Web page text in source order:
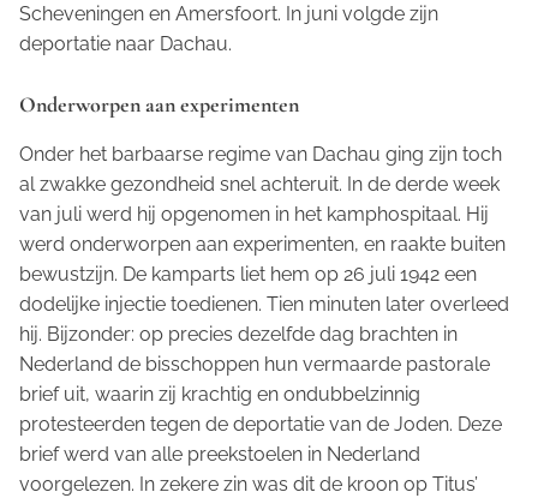
Scheveningen en Amersfoort. In juni volgde zijn
deportatie naar Dachau.
Onderworpen aan experimenten
Onder het barbaarse regime van Dachau ging zijn toch
al zwakke gezondheid snel achteruit. In de derde week
van juli werd hij opgenomen in het kamphospitaal. Hij
werd onderworpen aan experimenten, en raakte buiten
bewustzijn. De kamparts liet hem op 26 juli 1942 een
dodelijke injectie toedienen. Tien minuten later overleed
hij. Bijzonder: op precies dezelfde dag brachten in
Nederland de bisschoppen hun vermaarde pastorale
brief uit, waarin zij krachtig en ondubbelzinnig
protesteerden tegen de deportatie van de Joden. Deze
brief werd van alle preekstoelen in Nederland
voorgelezen. In zekere zin was dit de kroon op Titus’